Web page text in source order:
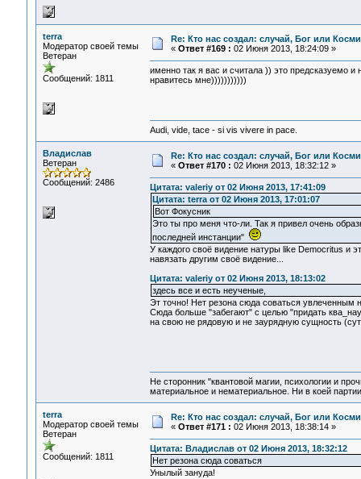
terra
Модератор своей темы
Ветеран
Сообщений: 1811
Re: Кто нас создал: случай, Бог или
« Ответ #169 : 02 Июня 2013, 18:24:09 »
именно так я вас и считала )) это предсказуемо
нравитесь мне)))))))))))
Audi, vide, tace - si vis vivere in pace.
Владислав
Ветеран
Сообщений: 2486
Re: Кто нас создал: случай, Бог или
« Ответ #170 : 02 Июня 2013, 18:32:12 »
Цитата: valeriy от 02 Июня 2013, 17:41:09
Цитата: terra от 02 Июня 2013, 17:01:07
Вот Фокусник
Это ты про меня что-ли. Так я привел очень
последней инстанции"
У каждого своё видение натуры like Democritus и
навязать другим своё видение...
Цитата: valeriy от 02 Июня 2013, 18:13:02
здесь все и есть неученые,
Эт точно! Нет резона сюда соваться увлеченным
Сюда больше "забегают" с целью "придать
на свою не рядовую и не заурядную сущность
Не сторонник "квантовой магии, психологии и
материальное и нематериальное. Ни в коей
terra
Модератор своей темы
Ветеран
Сообщений: 1811
Re: Кто нас создал: случай, Бог или
« Ответ #171 : 02 Июня 2013, 18:38:14 »
Цитата: Владислав от 02 Июня 2013, 18:32:12
Нет резона сюда соваться
Унылый зануда!